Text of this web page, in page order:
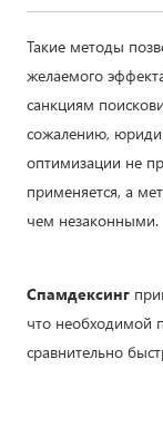
Такие методы
желаемого
санкциям
сожалению,
оптимизации не
применяется, а
чем незаконными.
Спамдексинг
что необходимой
сравнительно